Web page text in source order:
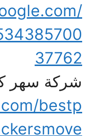
37762
شركة سهر
bestp